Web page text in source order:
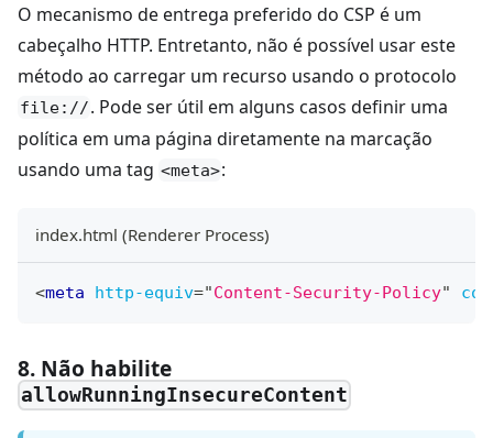
O mecanismo de entrega preferido do CSP é um
cabeçalho HTTP. Entretanto, não é possível usar este
método ao carregar um recurso usando o protocolo
file://. Pode ser útil em alguns casos definir uma
política em uma página diretamente na marcação
usando uma tag <meta>:
index.html (Renderer Process)
<meta http-equiv="Content-Security-Policy"
8. Não habilite
allowRunningInsecureContent